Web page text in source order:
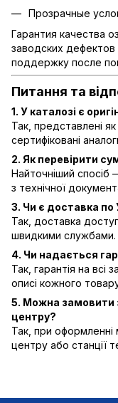
Прозрачные
Гарантия качества
заводских
поддержку после
Питання та
1. У каталозі є
Так, представлені як
сертифіковані
2. Як перевірити
Найточніший спосіб
з технічної
3. Чи є доставка по
Так, доставка
швидкими службами.
4. Чи надається
Так, гарантія на всі
описі кожного
5. Можна замовити
центру?
Так, при оформленні
центру або станції